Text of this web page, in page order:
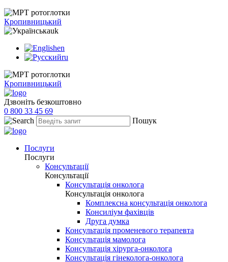
Кропивницький
uk
en
ru
Кропивницький
Дзвоніть безкоштовно
0 800 33 45 69
Пошук
Послуги
Послуги
Консультації
Консультації
Консультація онколога
Консультація онколога
Комплексна консультація онколога
Консиліум фахівців
Друга думка
Консультація променевого терапевта
Консультація мамолога
Консультація хірурга-онколога
Консультація гінеколога-онколога